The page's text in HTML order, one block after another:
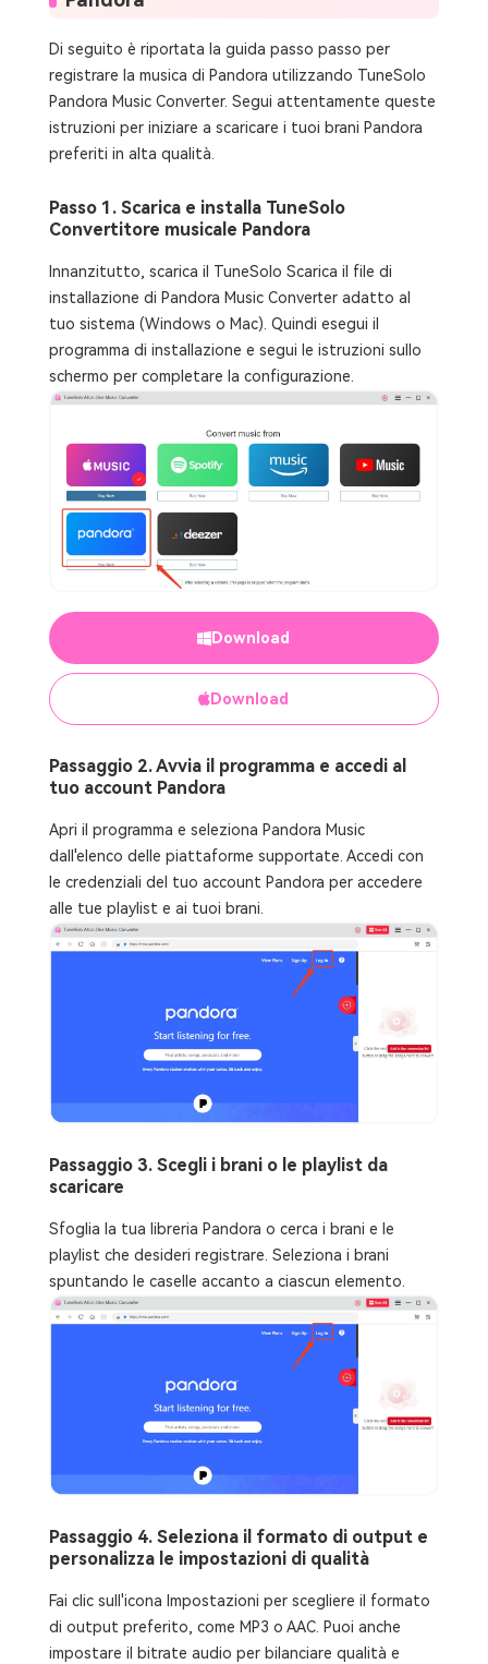
Di seguito è riportata la guida passo passo per
registrare la musica di Pandora utilizzando TuneSolo
Pandora Music Converter. Segui attentamente queste
istruzioni per iniziare a scaricare i tuoi brani Pandora
preferiti in alta qualità.
Passo 1. Scarica e installa TuneSolo
Convertitore musicale Pandora
Innanzitutto, scarica il TuneSolo Scarica il file di
installazione di Pandora Music Converter adatto al
tuo sistema (Windows o Mac). Quindi esegui il
programma di installazione e segui le istruzioni sullo
schermo per completare la configurazione.
Download
Download
Passaggio 2. Avvia il programma e accedi al
tuo account Pandora
Apri il programma e seleziona Pandora Music
dall'elenco delle piattaforme supportate. Accedi con
le credenziali del tuo account Pandora per accedere
alle tue playlist e ai tuoi brani.
Passaggio 3. Scegli i brani o le playlist da
scaricare
Sfoglia la tua libreria Pandora o cerca i brani e le
playlist che desideri registrare. Seleziona i brani
spuntando le caselle accanto a ciascun elemento.
Passaggio 4. Seleziona il formato di output e
personalizza le impostazioni di qualità
Fai clic sull'icona Impostazioni per scegliere il formato
di output preferito, come MP3 o AAC. Puoi anche
impostare il bitrate audio per bilanciare qualità e